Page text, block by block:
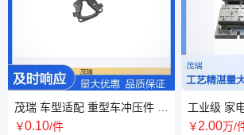
茂瑞 车型适配 重型车冲压件 批
量供应 端到端配送
￥0.10/件
工业级 家
汽配零件
￥2.00万/